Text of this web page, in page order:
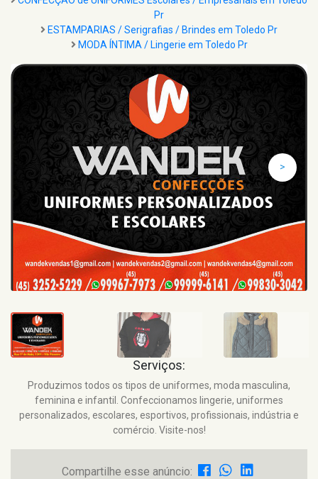
>
Serviços:
Produzimos todos os tipos de uniformes, moda masculina,
feminina e infantil. Confeccionamos lingerie, uniformes
personalizados, escolares, esportivos, profissionais, indústria e
comércio. Visite-nos!
Compartilhe esse anúncio:
Pr
ESTAMPARIAS / Serigrafias / Brindes em Toledo Pr
MODA ÍNTIMA / Lingerie em Toledo Pr